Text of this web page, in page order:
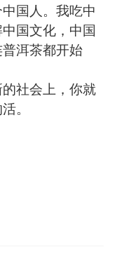
国人。我吃中
国文化，中国
洱茶都开始
社会上，你就
。